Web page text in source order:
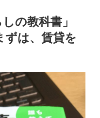
の教科書」
ずは、賃貸を